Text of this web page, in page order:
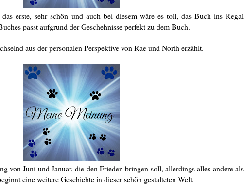
erste, sehr schön und auch bei diesem wäre es toll, das Buch ins Regal
passt aufgrund der Geschehnisse perfekt zu dem Buch.
aus der personalen Perspektive von Rae und North erzählt.
von Juni und Januar, die den Frieden bringen soll, allerdings alles andere als
eine weitere Geschichte in dieser schön gestalteten Welt.